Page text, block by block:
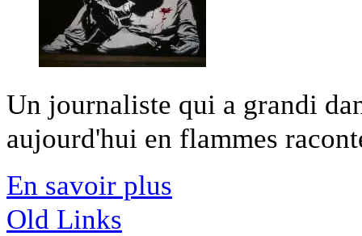
Un journaliste qui a grandi
aujourd'hui en flammes
En savoir plus
Old Links